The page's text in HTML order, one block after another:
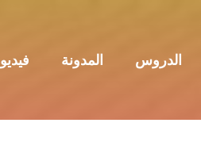
الدروس المدونة فيديو